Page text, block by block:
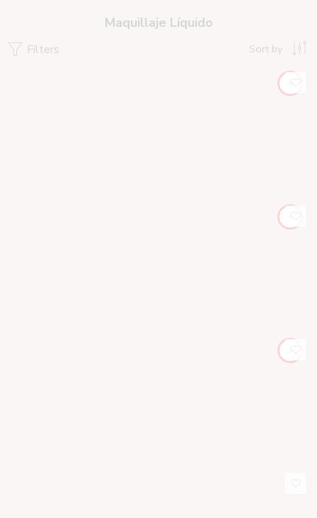
Maquillaje Líquido
Filters Sort by